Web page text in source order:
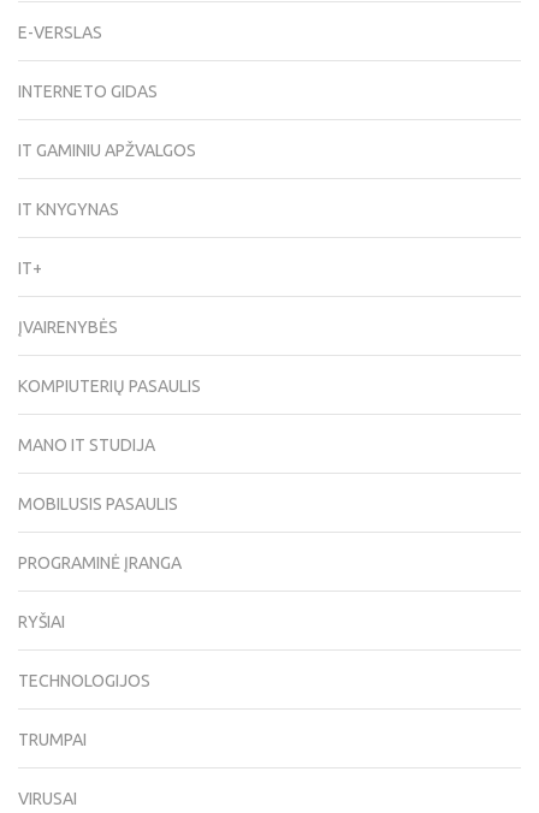
E-VERSLAS
INTERNETO GIDAS
IT GAMINIU APŽVALGOS
IT KNYGYNAS
IT+
ĮVAIRENYBĖS
KOMPIUTERIŲ PASAULIS
MANO IT STUDIJA
MOBILUSIS PASAULIS
PROGRAMINĖ ĮRANGA
RYŠIAI
TECHNOLOGIJOS
TRUMPAI
VIRUSAI